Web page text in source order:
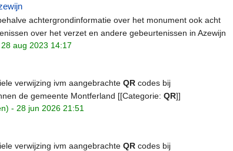
achtergrondinformatie over het monument ook acht
over het verzet en andere gebeurtenissen in Azewijn
aug 2023 14:17
verwijzing ivm aangebrachte QRcodes bij
de gemeente Montferland [[Categorie: QR]]
- 28 jun 2026 21:51
verwijzing ivm aangebrachte QRcodes bij